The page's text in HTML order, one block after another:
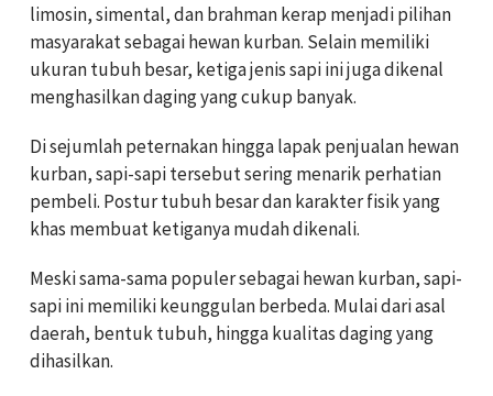
limosin, simental, dan brahman kerap menjadi pilihan
masyarakat sebagai hewan kurban. Selain memiliki
ukuran tubuh besar, ketiga jenis sapi ini juga dikenal
menghasilkan daging yang cukup banyak.
Di sejumlah peternakan hingga lapak penjualan hewan
kurban, sapi-sapi tersebut sering menarik perhatian
pembeli. Postur tubuh besar dan karakter fisik yang
khas membuat ketiganya mudah dikenali.
Meski sama-sama populer sebagai hewan kurban, sapi-
sapi ini memiliki keunggulan berbeda. Mulai dari asal
daerah, bentuk tubuh, hingga kualitas daging yang
dihasilkan.